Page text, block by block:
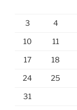
3 4
10 11
17 18
24 25
31